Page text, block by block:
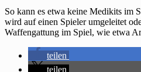
So kann es etwa keine Medikits im
wird auf einen Spieler umgeleitet
Waffengattung im Spiel, wie etwa
teilen
teilen